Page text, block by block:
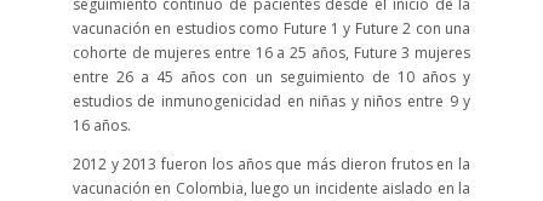
seguimiento continuo de pacientes desde el inicio de la
vacunación en estudios como Future 1 y Future 2 con una
cohorte de mujeres entre 16 a 25 años, Future 3 mujeres
entre 26 a 45 años con un seguimiento de 10 años y
estudios de inmunogenicidad en niñas y niños entre 9 y
16 años.
2012 y 2013 fueron los años que más dieron frutos en la
vacunación en Colombia, luego un incidente aislado en la